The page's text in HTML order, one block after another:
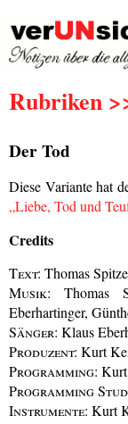
Rubriken
Der Tod
Diese Variante hat
„Liebe, Tod und
Credits
Text: Thomas
Musik: Thomas
Eberhartinger,
Sänger: Klaus
Produzent: Kurt
Programming:
Programming
Instrumente: Kurt